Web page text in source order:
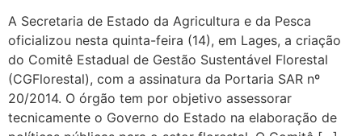
A Secretaria de Estado da Agricultura e da Pesca
oficializou nesta quinta-feira (14), em Lages, a criação
do Comitê Estadual de Gestão Sustentável Florestal
(CGFlorestal), com a assinatura da Portaria SAR nº
20/2014. O órgão tem por objetivo assessorar
tecnicamente o Governo do Estado na elaboração de